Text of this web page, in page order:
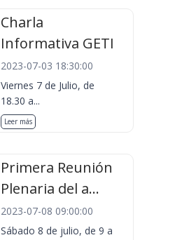
Charla
Informativa GETI
2023-07-03 18:30:00
Viernes 7 de Julio, de
18.30 a...
Leer más
Primera Reunión
Plenaria del a...
2023-07-08 09:00:00
Sábado 8 de julio, de 9 a